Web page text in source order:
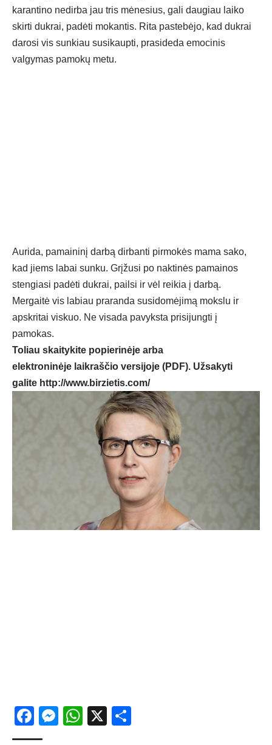
karantino nedirba jau tris mėnesius, gali daugiau laiko
skirti dukrai, padėti mokantis. Rita pastebėjo, kad dukrai
darosi vis sunkiau susikaupti, prasideda emocinis
valgymas pamokų metu.
Aurida, pamaininį darbą dirbanti pirmokės mama sako,
kad jiems labai sunku. Grįžusi po naktinės pamainos
stengiasi padėti dukrai, pailsi ir vėl reikia į darbą.
Mergaitė vis labiau praranda susidomėjimą mokslu ir
apskritai viskuo. Ne visada pavyksta prisijungti į
pamokas.
Toliau skaitykite popierinėje arba
elektroninėje laikraščio versijoje (PDF). Užsakyti
galite http://www.birzietis.com/
Facebook
Messenger
WhatsApp
X